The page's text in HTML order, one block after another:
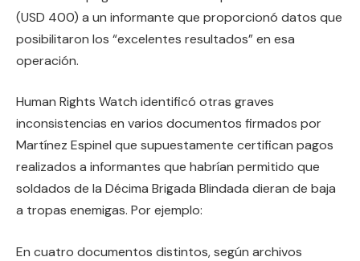
(USD 400) a un informante que proporcionó datos que
posibilitaron los “excelentes resultados” en esa
operación.
Human Rights Watch identificó otras graves
inconsistencias en varios documentos firmados por
Martínez Espinel que supuestamente certifican pagos
realizados a informantes que habrían permitido que
soldados de la Décima Brigada Blindada dieran de baja
a tropas enemigas. Por ejemplo:
En cuatro documentos distintos, según archivos